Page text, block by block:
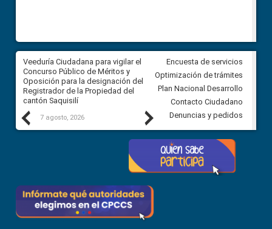
Previous
Veeduría Ciudadana para vigilar el
Concurso Público de Méritos y
Oposición para la designación del
Registrador de la Propiedad del
cantón Saquisilí
7 agosto, 2026
Veeduría Ciudadana para
construcción del asfaltado de
diferentes barrios del sector
Ballenita del cantón Santa
7 agosto, 2026
Next
Encuesta de servicios
Optimización de trámites
Plan Nacional Desarrollo
Contacto Ciudadano
Denuncias y pedidos